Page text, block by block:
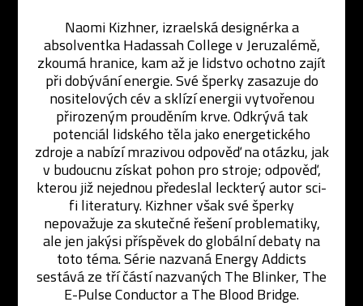
Naomi Kizhner, izraelská designérka a
absolventka Hadassah College v Jeruzalémě,
zkoumá hranice, kam až je lidstvo ochotno zajít
při dobývání energie. Své šperky zasazuje do
nositelových cév a sklízí energii vytvořenou
přirozeným prouděním krve. Odkrývá tak
potenciál lidského těla jako energetického
zdroje a nabízí mrazivou odpověď na otázku, jak
v budoucnu získat pohon pro stroje; odpověď,
kterou již nejednou předeslal leckterý autor sci-
fi literatury. Kizhner však své šperky
nepovažuje za skutečné řešení problematiky,
ale jen jakýsi příspěvek do globální debaty na
toto téma. Série nazvaná Energy Addicts
sestává ze tří částí nazvaných The Blinker, The
E-Pulse Conductor a The Blood Bridge.